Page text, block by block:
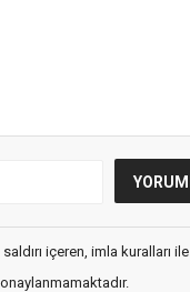
içeren, imla kuralları ile